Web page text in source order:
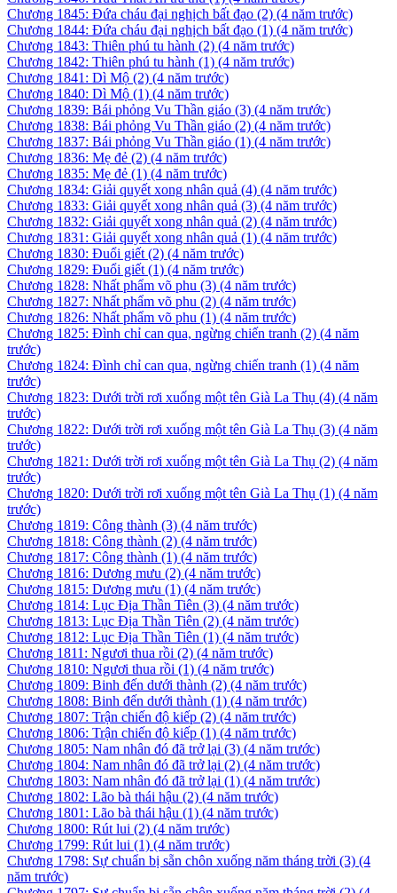
Chương 1845: Đứa cháu đại nghịch bất đạo (2) (4 năm trước)
Chương 1844: Đứa cháu đại nghịch bất đạo (1) (4 năm trước)
Chương 1843: Thiên phú tu hành (2) (4 năm trước)
Chương 1842: Thiên phú tu hành (1) (4 năm trước)
Chương 1841: Dì Mộ (2) (4 năm trước)
Chương 1840: Dì Mộ (1) (4 năm trước)
Chương 1839: Bái phỏng Vu Thần giáo (3) (4 năm trước)
Chương 1838: Bái phỏng Vu Thần giáo (2) (4 năm trước)
Chương 1837: Bái phỏng Vu Thần giáo (1) (4 năm trước)
Chương 1836: Mẹ đẻ (2) (4 năm trước)
Chương 1835: Mẹ đẻ (1) (4 năm trước)
Chương 1834: Giải quyết xong nhân quả (4) (4 năm trước)
Chương 1833: Giải quyết xong nhân quả (3) (4 năm trước)
Chương 1832: Giải quyết xong nhân quả (2) (4 năm trước)
Chương 1831: Giải quyết xong nhân quả (1) (4 năm trước)
Chương 1830: Đuổi giết (2) (4 năm trước)
Chương 1829: Đuổi giết (1) (4 năm trước)
Chương 1828: Nhất phẩm võ phu (3) (4 năm trước)
Chương 1827: Nhất phẩm võ phu (2) (4 năm trước)
Chương 1826: Nhất phẩm võ phu (1) (4 năm trước)
Chương 1825: Đình chỉ can qua, ngừng chiến tranh (2) (4 năm
trước)
Chương 1824: Đình chỉ can qua, ngừng chiến tranh (1) (4 năm
trước)
Chương 1823: Dưới trời rơi xuống một tên Già La Thụ (4) (4 năm
trước)
Chương 1822: Dưới trời rơi xuống một tên Già La Thụ (3) (4 năm
trước)
Chương 1821: Dưới trời rơi xuống một tên Già La Thụ (2) (4 năm
trước)
Chương 1820: Dưới trời rơi xuống một tên Già La Thụ (1) (4 năm
trước)
Chương 1819: Công thành (3) (4 năm trước)
Chương 1818: Công thành (2) (4 năm trước)
Chương 1817: Công thành (1) (4 năm trước)
Chương 1816: Dương mưu (2) (4 năm trước)
Chương 1815: Dương mưu (1) (4 năm trước)
Chương 1814: Lục Địa Thần Tiên (3) (4 năm trước)
Chương 1813: Lục Địa Thần Tiên (2) (4 năm trước)
Chương 1812: Lục Địa Thần Tiên (1) (4 năm trước)
Chương 1811: Ngươi thua rồi (2) (4 năm trước)
Chương 1810: Ngươi thua rồi (1) (4 năm trước)
Chương 1809: Binh đến dưới thành (2) (4 năm trước)
Chương 1808: Binh đến dưới thành (1) (4 năm trước)
Chương 1807: Trận chiến độ kiếp (2) (4 năm trước)
Chương 1806: Trận chiến độ kiếp (1) (4 năm trước)
Chương 1805: Nam nhân đó đã trở lại (3) (4 năm trước)
Chương 1804: Nam nhân đó đã trở lại (2) (4 năm trước)
Chương 1803: Nam nhân đó đã trở lại (1) (4 năm trước)
Chương 1802: Lão bà thái hậu (2) (4 năm trước)
Chương 1801: Lão bà thái hậu (1) (4 năm trước)
Chương 1800: Rút lui (2) (4 năm trước)
Chương 1799: Rút lui (1) (4 năm trước)
Chương 1798: Sự chuẩn bị sẵn chôn xuống năm tháng trời (3) (4
năm trước)